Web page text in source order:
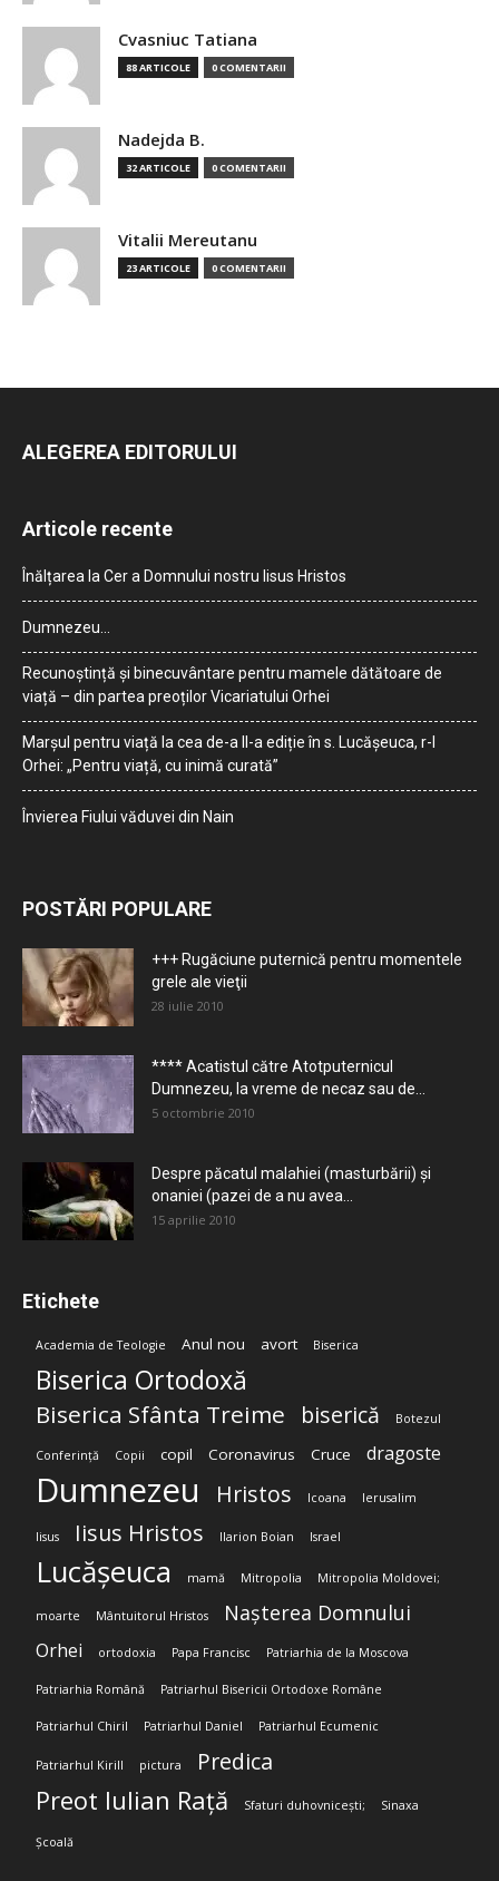
Cvasniuc Tatiana
88 ARTICOLE 0 COMENTARII
Nadejda B.
32 ARTICOLE 0 COMENTARII
Vitalii Mereutanu
23 ARTICOLE 0 COMENTARII
ALEGEREA EDITORULUI
Articole recente
Înălțarea la Cer a Domnului nostru Iisus Hristos
Dumnezeu…
Recunoștință și binecuvântare pentru mamele dătătoare de
viață – din partea preoților Vicariatului Orhei
Marșul pentru viață la cea de-a II-a ediție în s. Lucășeuca, r-l
Orhei: „Pentru viață, cu inimă curată”
Învierea Fiului văduvei din Nain
POSTĂRI POPULARE
+++ Rugăciune puternică pentru momentele
grele ale vieţii
28 iulie 2010
**** Acatistul către Atotputernicul
Dumnezeu, la vreme de necaz sau de...
5 octombrie 2010
Despre păcatul malahiei (masturbării) şi
onaniei (pazei de a nu avea...
15 aprilie 2010
Etichete
Academia de Teologie Anul nou avort Biserica
Biserica Ortodoxă
Biserica Sfânta Treime biserică Botezul
Conferință Copii copil Coronavirus Cruce dragoste
Dumnezeu Hristos Icoana Ierusalim
Iisus Iisus Hristos Ilarion Boian Israel
Lucășeuca mamă Mitropolia Mitropolia Moldovei;
moarte Mântuitorul Hristos Nașterea Domnului
Orhei ortodoxia Papa Francisc Patriarhia de la Moscova
Patriarhia Română Patriarhul Bisericii Ortodoxe Române
Patriarhul Chiril Patriarhul Daniel Patriarhul Ecumenic
Patriarhul Kirill pictura Predica
Preot Iulian Rață Sfaturi duhovnicești; Sinaxa
Școală